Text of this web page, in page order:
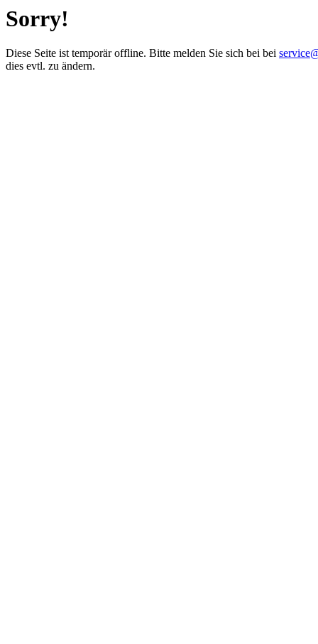
Sorry!
Diese Seite ist temporär offline. Bitte melden Sie sich bei bei
dies evtl. zu ändern.